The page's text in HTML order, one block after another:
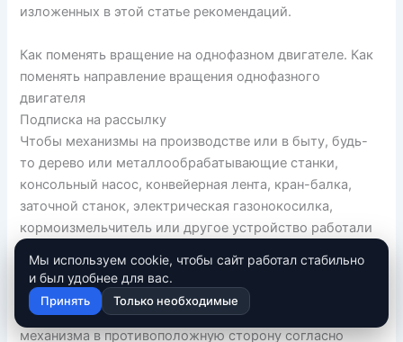
изложенных в этой статье рекомендаций.
Как поменять вращение на однофазном двигателе. Как
поменять направление вращения однофазного
двигателя
Подписка на рассылку
Чтобы механизмы на производстве или в быту, будь-
то дерево или металлообрабатывающие станки,
консольный насос, конвейерная лента, кран-балка,
заточной станок, электрическая газонокосилка,
кормоизмельчитель или другое устройство работали
вал электродвигателя вращался в правильную
сторону.
Во избежание ошибок и не допуска вращения вала
механизма в противоположную сторону согласно
Мы используем cookie, чтобы сайт работал стабильно
и был удобнее для вас.
Принять Только необходимые